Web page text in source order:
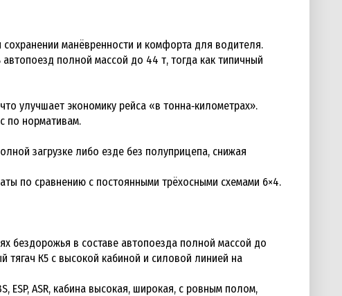
манёвренности и комфорта для водителя.
полной массой до 44 т, тогда как типичный
улучшает экономику рейса «в тонна‑километрах».
по нормативам.
загрузке либо езде без полуприцепа, снижая
по сравнению с постоянными трёхосными схемами 6×4.
бездорожья в составе автопоезда полной массой до
тягач К5 с высокой кабиной и силовой линией на
ESP, ASR, кабина высокая, широкая, с ровным полом,